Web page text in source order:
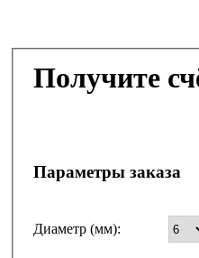
Получите
Параметры заказа
Диаметр (мм):